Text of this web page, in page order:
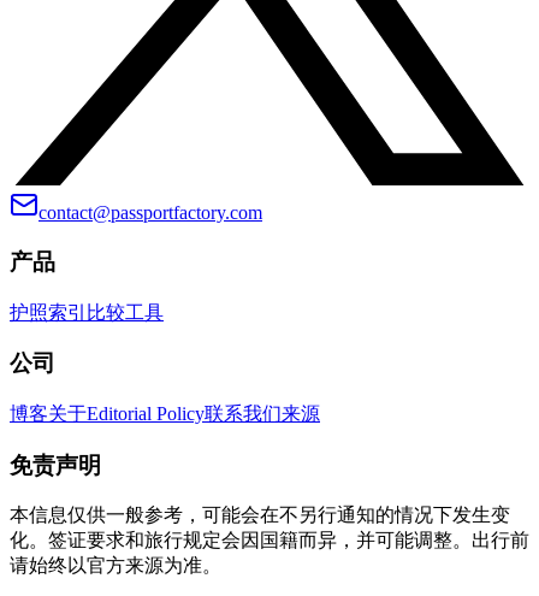
contact@passportfactory.com
产品
护照索引 比较工具
公司
博客关于Editorial Policy联系我们来源
免责声明
本信息仅供一般参考，可能会在不另行通知的情况下发生变
化。签证要求和旅行规定会因国籍而异，并可能调整。出行前
请始终以官方来源为准。